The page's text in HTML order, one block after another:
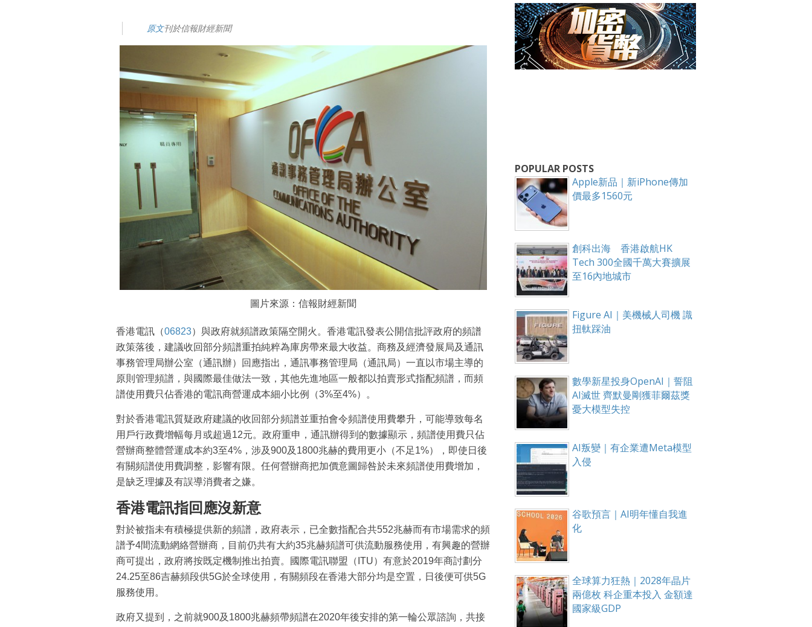
原文刊於信報財經新聞
圖片來源：信報財經新聞
香港電訊（06823）與政府就頻譜政策隔空開火。香港電訊發表公開信批評政府的頻譜
政策落後，建議收回部分頻譜重拍純粹為庫房帶來最大收益。商務及經濟發展局及通訊
事務管理局辦公室（通訊辦）回應指出，通訊事務管理局（通訊局）一直以市場主導的
原則管理頻譜，與國際最佳做法一致，其他先進地區一般都以拍賣形式指配頻譜，而頻
譜使用費只佔香港的電訊商營運成本細小比例（3%至4%）。
對於香港電訊質疑政府建議的收回部分頻譜並重拍會令頻譜使用費攀升，可能導致每名
用戶行政費增幅每月或超過12元。政府重申，通訊辦得到的數據顯示，頻譜使用費只佔
營辦商整體營運成本約3至4%，涉及900及1800兆赫的費用更小（不足1%），即使日後
有關頻譜使用費調整，影響有限。任何營辦商把加價意圖歸咎於未來頻譜使用費增加，
是缺乏理據及有誤導消費者之嫌。
香港電訊指回應沒新意
對於被指未有積極提供新的頻譜，政府表示，已全數指配合共552兆赫而有市場需求的頻
譜予4間流動網絡營辦商，目前仍共有大約35兆赫頻譜可供流動服務使用，有興趣的營辦
商可提出，政府將按既定機制推出拍賣。國際電訊聯盟（ITU）有意於2019年商討劃分
24.25至86吉赫頻段供5G於全球使用，有關頻段在香港大部分均是空置，日後便可供5G
服務使用。
政府又提到，之前就900及1800兆赫頻帶頻譜在2020年後安排的第一輪公眾諮詢，共接
POPULAR POSTS
Apple新品｜新iPhone傳加
價最多1560元
創科出海 香港啟航HK
Tech 300全國千萬大賽擴展
至16內地城市
Figure AI｜美機械人司機 識
扭軚踩油
數學新星投身OpenAI｜誓阻
AI滅世 齊默曼剛獲菲爾茲獎
憂大模型失控
AI叛變｜有企業遭Meta模型
入侵
谷歌預言｜AI明年懂自我進
化
全球算力狂熱｜2028年晶片
兩億枚 科企重本投入 金額達
國家級GDP
成為 EJ Tech 會員
最新資訊（附創業懶人包），直達郵箱！